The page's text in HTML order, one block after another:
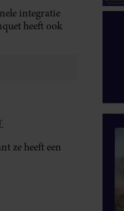
integratie
heeft ook
ze heeft een